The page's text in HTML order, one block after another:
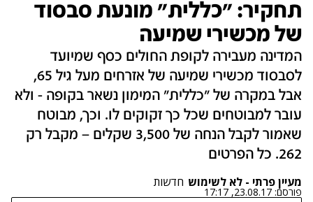
תחקיר: "כללית" מונעת סבסוד
של מכשירי שמיעה
המדינה מעבירה לקופת החולים כסף שמיועד
לסבסוד מכשירי שמיעה של אזרחים מעל גיל 65,
אבל במקרה של "כללית" המימון נשאר בקופה - ולא
עובר למבוטחים שכל כך זקוקים לו. וכך, מבוטח
שאמור לקבל הנחה של 3,500 שקלים – מקבל רק
262. כל הפרטים
מעיין פרתי - לא לשימוש חדשות
פורסם: 23.08.17, 17:17